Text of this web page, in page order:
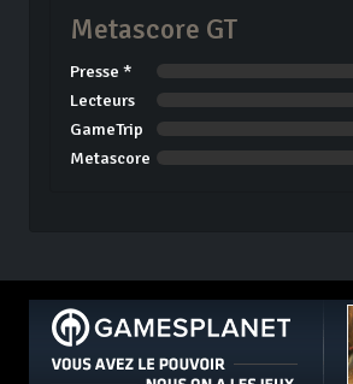
Metascore GT
Presse *
Lecteurs
GameTrip
Metascore